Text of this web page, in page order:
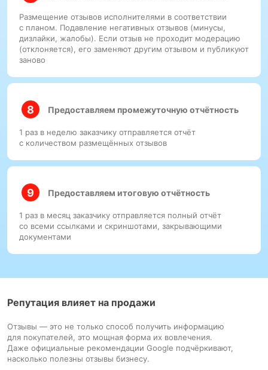
Размещение отзывов исполнителями в соответствии
с планом. Подавление негативных отзывов (минусы,
дизлайки, жалобы). Если отзыв не проходит модерацию
(отклоняется), его заменяют другим отзывом и публикуют
заново
Предоставляем промежуточную отчётность
1 раз в неделю заказчику отправляется отчёт
с количеством размещённых отзывов
Предоставляем итоговую отчётность
1 раз в месяц заказчику отправляется полный отчёт
со всеми ссылками и скриншотами, закрывающими
документами
Репутация влияет на продажи
Отзывы — это не только способ получить информацию
для покупателей, это мощная форма их вовлечения.
Даже официальные рекомендации Google подчёркивают,
насколько полезны отзывы бизнесу.